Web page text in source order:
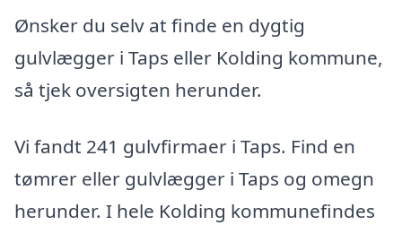
Ønsker du selv at finde en dygtig
gulvlægger i Taps eller Kolding kommune,
så tjek oversigten herunder.
Vi fandt 241 gulvfirmaer i Taps. Find en
tømrer eller gulvlægger i Taps og omegn
herunder. I hele Kolding kommunefindes